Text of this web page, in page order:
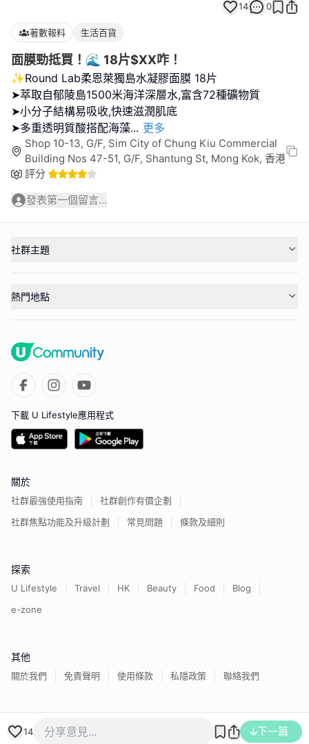
14 0
著數報料 生活百貨
面膜勁抵買！🌊 18片$XX咋！
✨Round Lab柔恩萊獨島水凝膠面膜 18片
➤萃取自郁陵島1500米海洋深層水,富含72種礦物質
➤小分子結構易吸收,快速滋潤肌底
➤多重透明質酸搭配海藻... 更多
Shop 10-13, G/F, Sim City of Chung Kiu Commercial
Building Nos 47-51, G/F, Shantung St, Mong Kok, 香港
評分
發表第一個留言...
14 下一篇
社群主題
熱門地點
下載 U Lifestyle應用程式
關於
社群最強使用指南
社群創作有價企劃
社群焦點功能及升級計劃
常見問題 條款及細則
探索
U Lifestyle Travel HK Beauty Food
Blog
e-zone
其他
關於我們 免責聲明 使用條款 私隱政策 聯絡我們
香港經濟日報版權所有©